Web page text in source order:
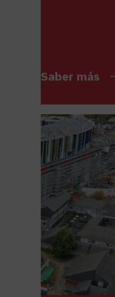
Saber más